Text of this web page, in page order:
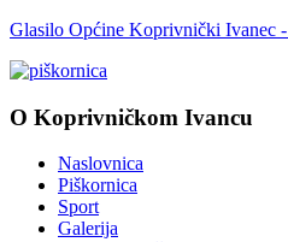
Glasilo Općine Koprivnički Ivanec -
O Koprivničkom Ivancu
Naslovnica
Piškornica
Sport
Galerija